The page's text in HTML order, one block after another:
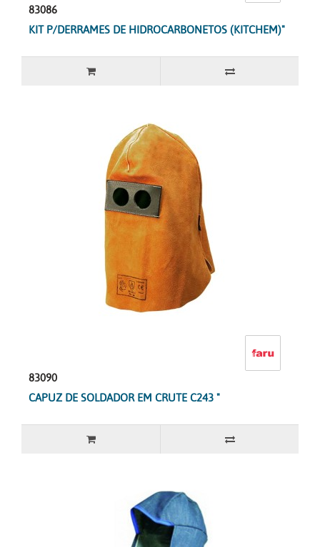
83086
KIT P/DERRAMES DE HIDROCARBONETOS (KITCHEM)"
83090
CAPUZ DE SOLDADOR EM CRUTE C243 "